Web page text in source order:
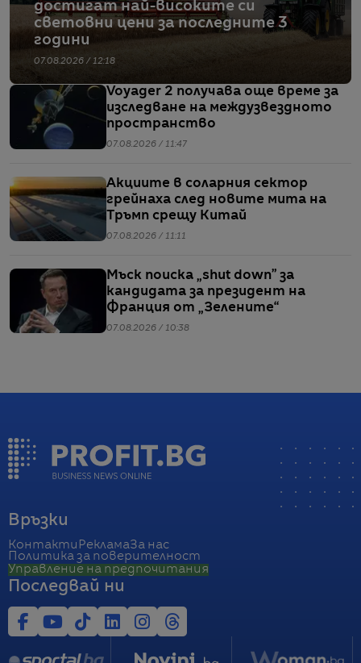
достигат най-високите си
световни цени за последните 3
години
07.08.2026 / 12:18
Voyager 2 получава още време за
изследване на междузвездното
пространство
07.08.2026 / 11:47
Акциите в соларния сектор
грейнаха след новите мита на
Тръмп срещу Китай
07.08.2026 / 11:11
Мъск поиска „shut down” за
кандидата за президент на
Франция от „Зелените“
07.08.2026 / 10:38
Връзки
Контакти РекламаЗа нас
Политика за поверителност
Управление на предпочитания
Последвай ни